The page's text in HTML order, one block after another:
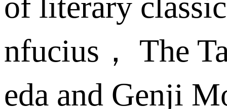
nfucius， The
eda and Genji